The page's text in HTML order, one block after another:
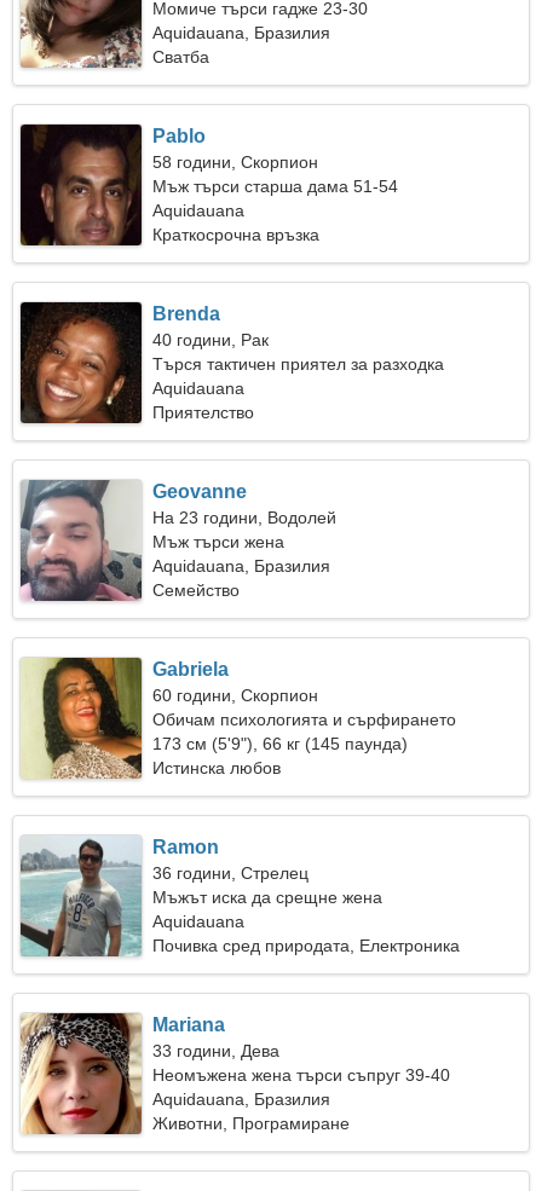
Момиче търси гадже 23-30
Aquidauana, Бразилия
Сватба
Pablo
58 години, Скорпион
Мъж търси старша дама 51-54
Aquidauana
Краткосрочна връзка
Brenda
40 години, Рак
Търся тактичен приятел за разходка
Aquidauana
Приятелство
Geovanne
На 23 години, Водолей
Мъж търси жена
Aquidauana, Бразилия
Семейство
Gabriela
60 години, Скорпион
Обичам психологията и сърфирането
173 см (5'9"), 66 кг (145 паунда)
Истинска любов
Ramon
36 години, Стрелец
Мъжът иска да срещне жена
Aquidauana
Почивка сред природата, Електроника
Mariana
33 години, Дева
Неомъжена жена търси съпруг 39-40
Aquidauana, Бразилия
Животни, Програмиране